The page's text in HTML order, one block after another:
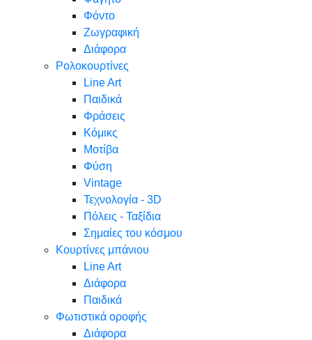
Φόντο
Ζωγραφική
Διάφορα
Ρολοκουρτίνες
Line Art
Παιδικά
Φράσεις
Κόμικς
Μοτίβα
Φύση
Vintage
Τεχνολογία - 3D
Πόλεις - Ταξίδια
Σημαίες του κόσμου
Κουρτίνες μπάνιου
Line Art
Διάφορα
Παιδικά
Φωτιστικά οροφής
Διάφορα